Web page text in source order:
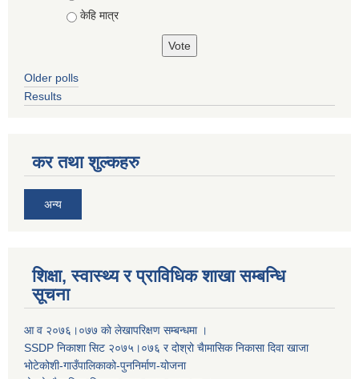
केहि मात्र
Older polls
Results
कर तथा शुल्कहरु
अन्य
शिक्षा, स्वास्थ्य र प्राविधिक शाखा सम्बन्धि
सूचना
आ व २०७६।०७७ काे लेखापरिक्षण सम्बन्धमा ।
SSDP निकाशा सिट २०७५।०७६ र दोश्रो चैामासिक निकासा दिवा खाजा
भोटेकोशी-गाउँपालिकाको-पुननिर्माण-योजना